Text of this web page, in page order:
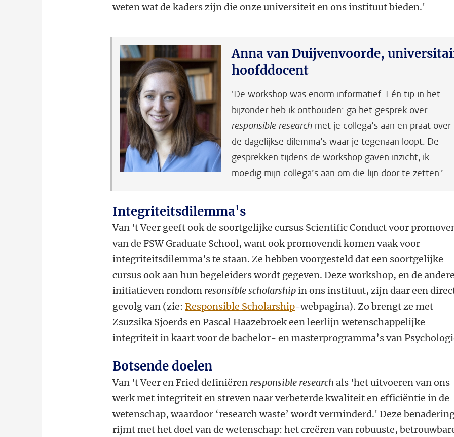
weten wat de kaders zijn die onze universiteit en ons instituut bieden.'
Anna van Duijvenvoorde,
hoofddocent
'De workshop was enorm informatief. Eén tip in het
bijzonder heb ik onthouden: ga het gesprek over
responsible research met je collega’s aan en praat over
de dagelijkse dilemma’s waar je tegenaan loopt. De
gesprekken tijdens de workshop gaven inzicht, ik
moedig mijn collega’s aan om die lijn door te zetten.’
Integriteitsdilemma's
Van 't Veer geeft ook de soortgelijke cursus Scientific Conduct voor
van de FSW Graduate School, want ook promovendi komen vaak voor
integriteitsdilemma's te staan. Ze hebben voorgesteld dat een soortgelijke
cursus ook aan hun begeleiders wordt gegeven. Deze workshop, en de
initiatieven rondom resonsible scholarshipin ons instituut, zijn daar een
gevolg van (zie:Responsible Scholarship-webpagina). Zo brengt ze met
Zsuzsika Sjoerds en Pascal Haazebroek een leerlijn wetenschappelijke
integriteit in kaart voor de bachelor- en masterprogramma’s van
Botsende doelen
Van 't Veer en Fried definiëren responsible research als 'het uitvoeren van ons
werk met integriteit en streven naar verbeterde kwaliteit en efficiëntie in de
wetenschap, waardoor ‘research waste’ wordt verminderd.' Deze
rijmt met het doel van de wetenschap: het creëren van robuuste,